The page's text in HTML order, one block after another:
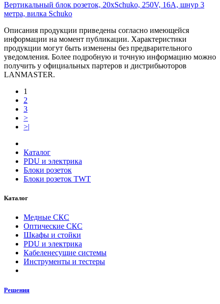
Вертикальный блок розеток, 20xSchuko, 250V, 16A, шнур 3
метра, вилка Schuko
Описания продукции приведены согласно имеющейся
информации на момент публикации. Характеристики
продукции могут быть изменены без предварительного
уведомления. Более подробную и точную информацию можно
получить у официальных партеров и дистрибьюторов
LANMASTER.
1
2
3
>
>|
Каталог
PDU и электрика
Блоки розеток
Блоки розеток TWT
Каталог
Медные СКС
Оптические СКС
Шкафы и стойки
PDU и электрика
Кабеленесущие системы
Инструменты и тестеры
Решения